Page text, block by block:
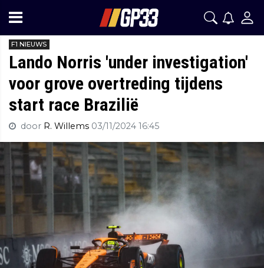
F1 NIEUWS
Lando Norris 'under investigation'
voor grove overtreding tijdens
start race Brazilië
door R. Willems 03/11/2024 16:45